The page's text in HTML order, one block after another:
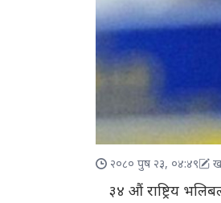
२०८० पुष २३, ०४:४९
३४ औं राष्ट्रिय